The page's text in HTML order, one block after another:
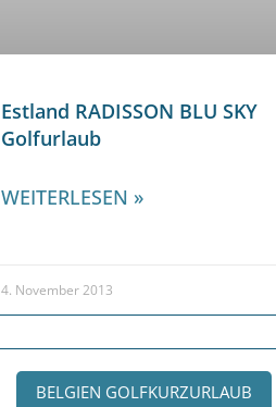
Estland RADISSON BLU SKY
Golfurlaub
WEITERLESEN »
4. November 2013
BELGIEN GOLFKURZURLAUB